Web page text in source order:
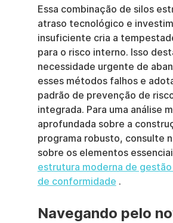
Essa combinação de silos
atraso tecnológico e
insuficiente cria a
para o risco interno. Isso
necessidade urgente de
esses métodos falhos e
padrão de prevenção de
integrada. Para uma análise
aprofundada sobre a
programa robusto, consulte
sobre os elementos
estrutura moderna de
de conformidade .
Navegando pelo